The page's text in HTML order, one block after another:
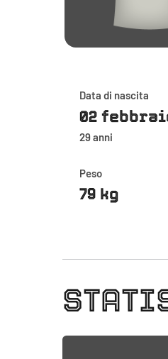
Data di nascita
02
29 anni
Peso
79 kg